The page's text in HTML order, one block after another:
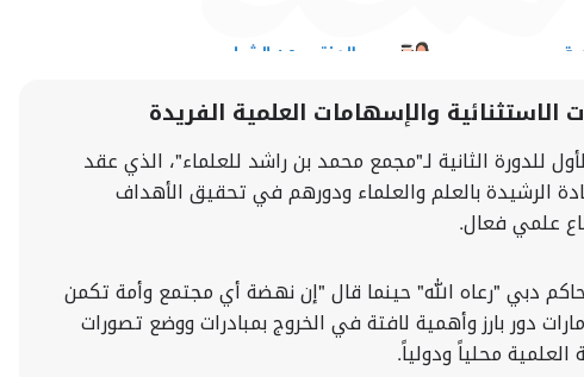
الاستثنائية والإسهامات العلمية الفريدة
للدورة الثانية لـ"مجمع محمد بن راشد للعلماء"، الذي عقد
الرشيدة بالعلم والعلماء ودورهم في تحقيق الأهداف
علمي فعال.
دبي "رعاه الله" حينما قال "إن نهضة أي مجتمع وأمة تكمن
دور بارز وأهمية لافتة في الخروج بمبادرات ووضع تصورات
محلياً ودولياً.